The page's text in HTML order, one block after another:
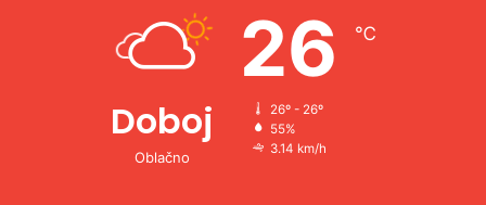
Doboj
Oblačno
26 ℃
26º - 26º
55%
3.14 km/h